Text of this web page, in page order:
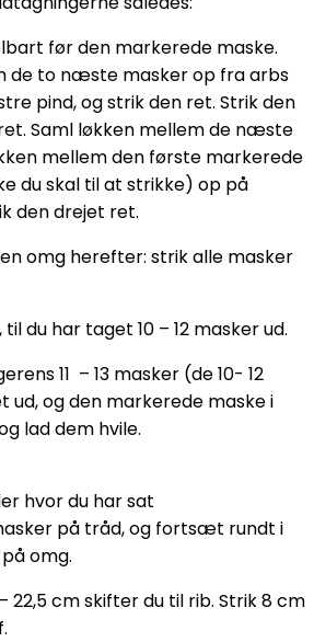
før den markerede maske.
de to næste masker op fra arbs
pind, og strik den ret. Strik den
Saml løkken mellem de næste
mellem den første markerede
du skal til at strikke) op på
den drejet ret.
omg herefter: strik alle masker
til du har taget 10 – 12 masker ud.
11 – 13 masker (de 10- 12
ud, og den markerede maske i
lad dem hvile.
hvor du har sat
på tråd, og fortsæt rundt i
omg.
22,5 cm skifter du til rib. Strik 8 cm